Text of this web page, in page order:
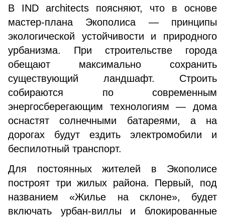
В IND architects поясняют, что в основе
мастер-плана Экополиса — принципы
экологической устойчивости и природного
урбанизма. При строительстве города
обещают максимально сохранить
существующий ландшафт. Строить
собираются по современным
энергосберегающим технологиям — дома
оснастят солнечными батареями, а на
дорогах будут ездить электромобили и
беспилотный транспорт.
Для постоянных жителей в Экополисе
построят три жилых района. Первый, под
названием «Жилье на склоне», будет
включать урбан-виллы и блокированные